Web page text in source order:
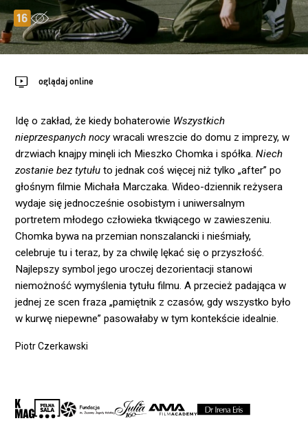
oglądaj online
Idę o zakład, że kiedy bohaterowie Wszystkich
nieprzespanych nocywracali wreszcie do domu z imprezy, w
drzwiach knajpy minęli ich Mieszko Chomka i spółka.Niech
zostanie bez tytułu to jednak coś więcej niż tylko „after” po
głośnym filmie Michała Marczaka. Wideo-dziennik reżysera
wydaje się jednocześnie osobistym i uniwersalnym
portretem młodego człowieka tkwiącego w zawieszeniu.
Chomka bywa na przemian nonszalancki i nieśmiały,
celebruje tu i teraz, by za chwilę lękać się o przyszłość.
Najlepszy symbol jego uroczej dezorientacji stanowi
niemożność wymyślenia tytułu filmu. A przecież padająca w
jednej ze scen fraza „pamiętnik z czasów, gdy wszystko było
w kurwę niepewne” pasowałaby w tym kontekście idealnie.
Piotr Czerkawski